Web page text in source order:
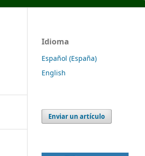
Idioma
Español (España)
English
Enviar un artículo